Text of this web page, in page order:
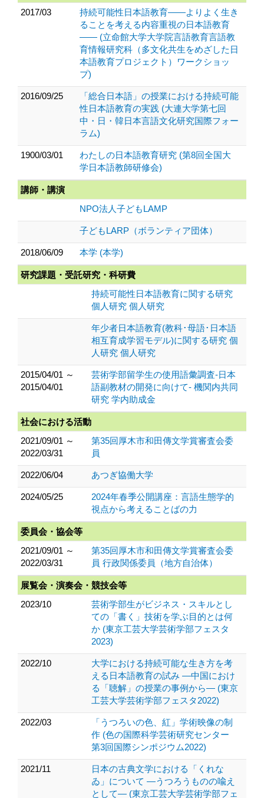
2017/03
持続可能性日本語教育――よりよく生き
ることを考える内容重視の日本語教育
―― (立命館大学大学院言語教育言語教
育情報研究科（多文化共生をめざした日
本語教育プロジェクト）ワークショッ
プ)
2016/09/25
「総合日本語」の授業における持続可能
性日本語教育の実践 (大連大学第七回
中・日・韓日本言語文化研究国際フォー
ラム)
1900/03/01
わたしの日本語教育研究 (第8回全国大
学日本語教師研修会)
講師・講演
NPO法人子どもLAMP
子どもLARP（ボランティア団体）
2018/06/09 本学 (本学)
研究課題・受託研究・科研費
持続可能性日本語教育に関する研究
個人研究 個人研究
年少者日本語教育(教科･母語･日本語
相互育成学習モデル)に関する研究 個
人研究 個人研究
2015/04/01 ～
2015/04/01
芸術学部留学生の使用語彙調査-日本
語副教材の開発に向けて- 機関内共同
研究 学内助成金
社会における活動
2021/09/01 ～
2022/03/31
第35回厚木市和田傳文学賞審査会委
員
2022/06/04 あつぎ協働大学
2024/05/25
2024年春季公開講座：言語生態学的
視点から考えることばの力
委員会・協会等
2021/09/01 ～
2022/03/31
第35回厚木市和田傳文学賞審査会委
員 行政関係委員（地方自治体）
展覧会・演奏会・競技会等
2023/10
芸術学部生がビジネス・スキルとし
ての「書く」技術を学ぶ目的とは何
か (東京工芸大学芸術学部フェスタ
2023)
2022/10
大学における持続可能な生き方を考
える日本語教育の試み ―中国におけ
る「聴解」の授業の事例から― (東京
工芸大学芸術学部フェスタ2022)
2022/03
「うつろいの色、紅」学術映像の制
作 (色の国際科学芸術研究センター
第3回国際シンポジウム2022)
2021/11
日本の古典文学における「くれな
ゐ」について ―うつろうものの喩え
として― (東京工芸大学芸術学部フェ